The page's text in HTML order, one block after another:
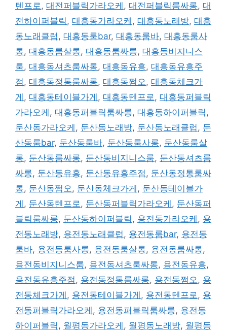
텐프로, 대전퍼블릭가라오케 , 대전퍼블릭룸싸롱, 대
전하이퍼블릭, 대흥동가라오케 , 대흥동노래방, 대흥
동노래클럽, 대흥동룸bar, 대흥동룸바, 대흥동룸사
롱, 대흥동룸살롱, 대흥동룸싸롱, 대흥동비지니스
룸, 대흥동셔츠룸싸롱, 대흥동유흥, 대흥동유흥주
점, 대흥동정통룸싸롱, 대흥동쩜오, 대흥동체크가
게 , 대흥동테이블가게 , 대흥동텐프로, 대흥동퍼블릭
가라오케 , 대흥동퍼블릭룸싸롱, 대흥동하이퍼블릭,
둔산동가라오케 , 둔산동노래방, 둔산동노래클럽, 둔
산동룸bar, 둔산동룸바, 둔산동룸사롱, 둔산동룸살
롱, 둔산동룸싸롱, 둔산동비지니스룸, 둔산동셔츠룸
싸롱, 둔산동유흥, 둔산동유흥주점, 둔산동정통룸싸
롱, 둔산동쩜오, 둔산동체크가게 , 둔산동테이블가
게 , 둔산동텐프로, 둔산동퍼블릭가라오케 , 둔산동퍼
블릭룸싸롱, 둔산동하이퍼블릭, 용전동가라오케 , 용
전동노래방, 용전동노래클럽, 용전동룸bar, 용전동
룸바, 용전동룸사롱, 용전동룸살롱, 용전동룸싸롱,
용전동비지니스룸, 용전동셔츠룸싸롱, 용전동유흥,
용전동유흥주점, 용전동정통룸싸롱, 용전동쩜오, 용
전동체크가게 , 용전동테이블가게 , 용전동텐프로, 용
전동퍼블릭가라오케 , 용전동퍼블릭룸싸롱, 용전동
하이퍼블릭, 월평동가라오케 , 월평동노래방, 월평동